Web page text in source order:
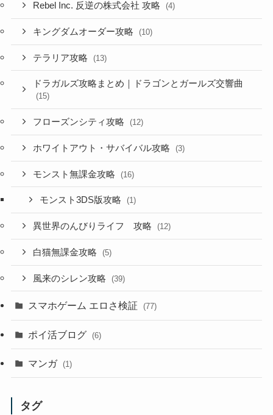
Rebel Inc. 反逆の株式会社 攻略 (4)
キングダムオーダー攻略 (10)
テラリア攻略 (13)
ドラガルズ攻略まとめ｜ドラゴンとガールズ交響曲
(15)
フローズンシティ攻略 (12)
ホワイトアウト・サバイバル攻略 (3)
モンスト無課金攻略 (16)
モンスト3DS版攻略 (1)
異世界のんびりライフ 攻略 (12)
白猫無課金攻略 (5)
風来のシレン攻略 (39)
スマホゲーム エロさ検証 (77)
ポイ活ブログ (6)
マンガ (1)
タグ